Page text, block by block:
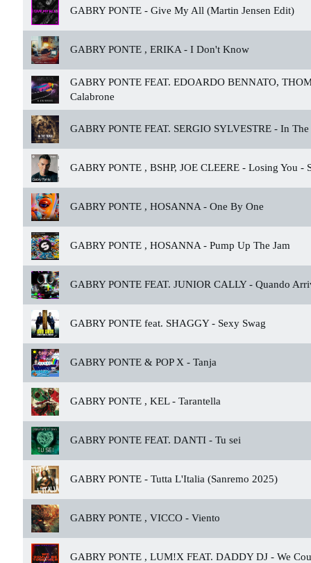
GABRY PONTE - Give My All (Martin Jensen Edit)
GABRY PONTE , ERIKA - I Don't Know
GABRY PONTE FEAT. EDOARDO BENNATO,
Calabrone
GABRY PONTE FEAT. SERGIO SYLVESTRE - In The
GABRY PONTE , BSHP, JOE CLEERE - Losing You -
GABRY PONTE , HOSANNA - One By One
GABRY PONTE , HOSANNA - Pump Up The Jam
GABRY PONTE FEAT. JUNIOR CALLY - Quando
GABRY PONTE feat. SHAGGY - Sexy Swag
GABRY PONTE & POP X - Tanja
GABRY PONTE , KEL - Tarantella
GABRY PONTE FEAT. DANTI - Tu sei
GABRY PONTE - Tutta L'Italia (Sanremo 2025)
GABRY PONTE , VICCO - Viento
GABRY PONTE , LUM!X FEAT. DADDY DJ - We